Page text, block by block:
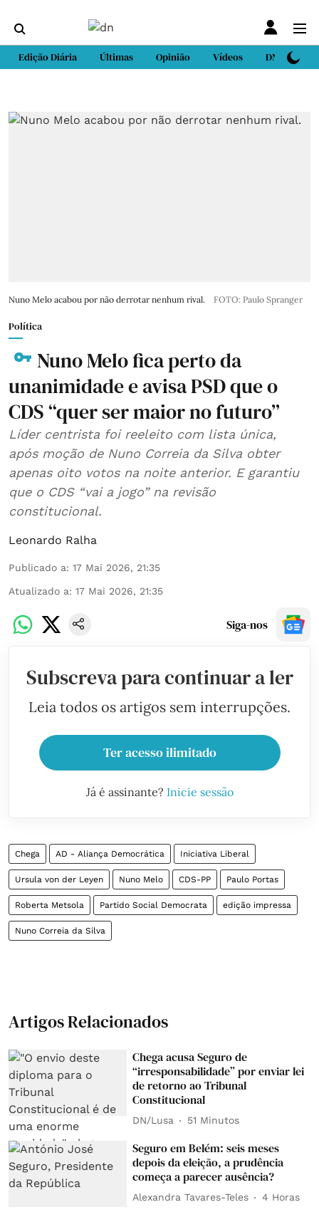
Edição Diária Últimas Opinião Vídeos DN Sport
Nuno Melo acabou por não derrotar nenhum rival. FOTO: Paulo Spranger
Política
Nuno Melo fica perto da
unanimidade e avisa PSD que o
CDS “quer ser maior no futuro”
Líder centrista foi reeleito com lista única,
após moção de Nuno Correia da Silva obter
apenas oito votos na noite anterior. E garantiu
que o CDS “vai a jogo” na revisão
constitucional.
Leonardo Ralha
Publicado a: 17 Mai 2026, 21:35
Atualizado a: 17 Mai 2026, 21:35
Siga-nos
Subscreva para continuar a ler
Leia todos os artigos sem interrupções.
Ter acesso ilimitado
Já é assinante? Inicie sessão
Chega AD - Aliança Democrática Iniciativa Liberal
Ursula von der Leyen Nuno Melo CDS-PP Paulo Portas
Roberta Metsola Partido Social Democrata edição impressa
Nuno Correia da Silva
Artigos Relacionados
Chega acusa Seguro de
“irresponsabilidade” por enviar lei
de retorno ao Tribunal
Constitucional
DN/Lusa 51 Minutos
Seguro em Belém: seis meses
depois da eleição, a prudência
começa a parecer ausência?
Alexandra Tavares-Teles 4 Horas